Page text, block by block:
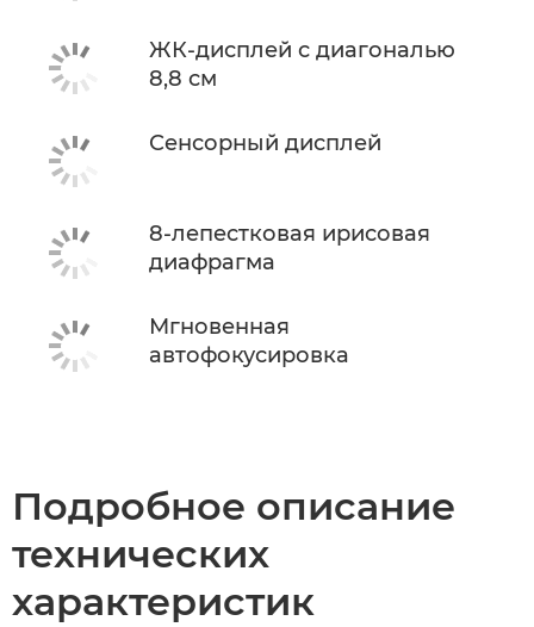
ЖК-дисплей с диагональю
8,8 см
Сенсорный дисплей
8-лепестковая ирисовая
диафрагма
Мгновенная
автофокусировка
Подробное описание
технических
характеристик